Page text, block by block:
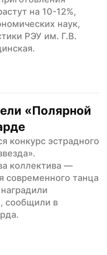
на 10-12%,
наук,
РЭУ им. Г.В.
«Полярной
конкурс эстрадного
коллектива —
современного танца
сообщили в